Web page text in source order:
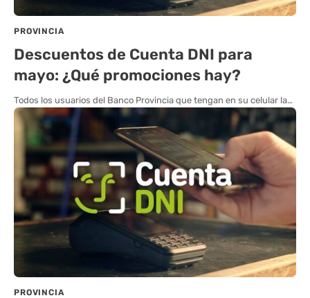
PROVINCIA
Descuentos de Cuenta DNI para
mayo: ¿Qué promociones hay?
Todos los usuarios del Banco Provincia que tengan en su celular la…
PROVINCIA